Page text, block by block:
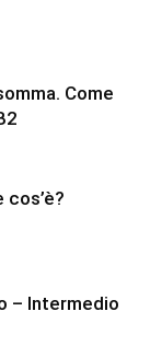
Come
– Intermedio